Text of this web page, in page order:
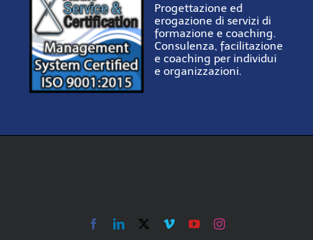
Progettazione ed
erogazione di servizi di
formazione e coaching.
Consulenza, facilitazione
e coaching per individui
e organizzazioni.
FacebookLinkedIn VimeoYouTubeInstagram